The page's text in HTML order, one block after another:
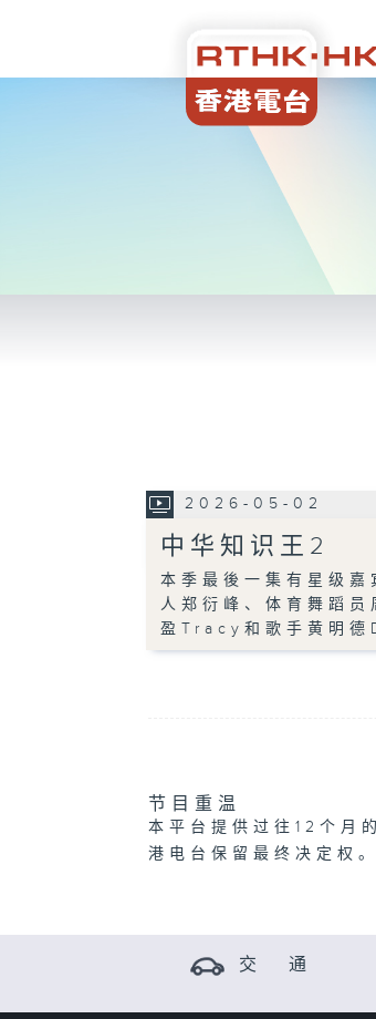
2026-05-02
中华知识王2
本季最後一集有星级嘉
人郑衍峰、体育舞蹈员
盈Tracy和歌手黄明德
节目重温
本平台提供过往12个月
港电台保留最终决定权。
交 通